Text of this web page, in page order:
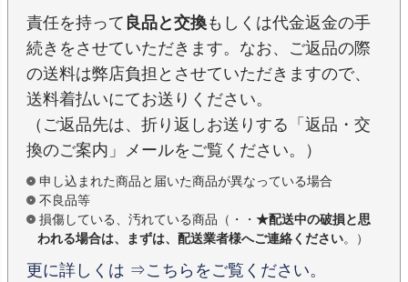
責任を持って 良品と交換もしくは代金返金の手
続きをさせていただきます。なお、ご返品の際
の送料は弊店負担とさせていただきますので、
送料着払いにてお送りください。
（ご返品先は、折り返しお送りする「返品・交
換のご案内」メールをご覧ください。）
申し込まれた商品と届いた商品が異なっている場合
不良品等
損傷している、汚れている商品（・・ ★配送中の破損と思
われる場合は、まずは、配送業者様へご連絡ください。）
更に詳しくは ⇒こちらをご覧ください。